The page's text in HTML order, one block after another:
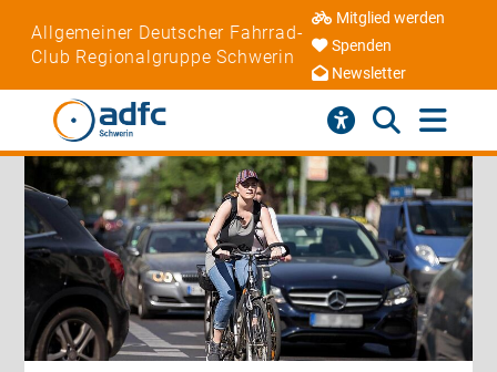
Allgemeiner Deutscher Fahrrad-
Club Regionalgruppe Schwerin
Mitglied werden
Spenden
Newsletter